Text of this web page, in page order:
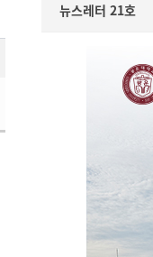
뉴스레터 21호